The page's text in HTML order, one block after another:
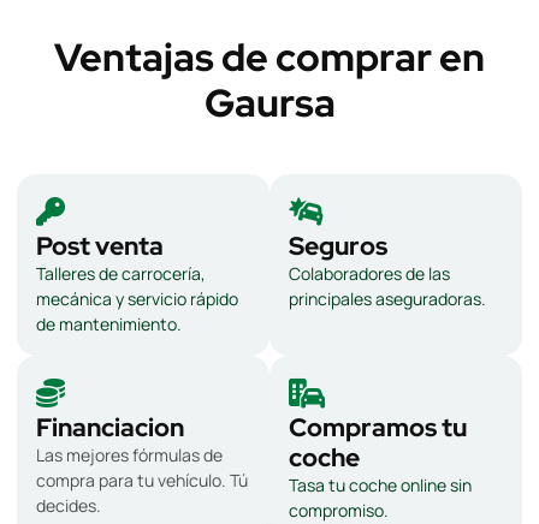
Ventajas de comprar en
Gaursa
Post venta
Talleres de carrocería,
mecánica y servicio rápido
de mantenimiento.
Seguros
Colaboradores de las
principales aseguradoras.
Financiacion
Las mejores fórmulas de
compra para tu vehículo. Tú
decides.
Compramos tu
coche
Tasa tu coche online sin
compromiso.